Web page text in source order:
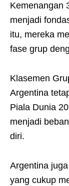
Kemenangan
menjadi
itu, mereka
fase grup
Klasemen
Argentina
Piala Dunia
menjadi
diri.
Argentina
yang cukup